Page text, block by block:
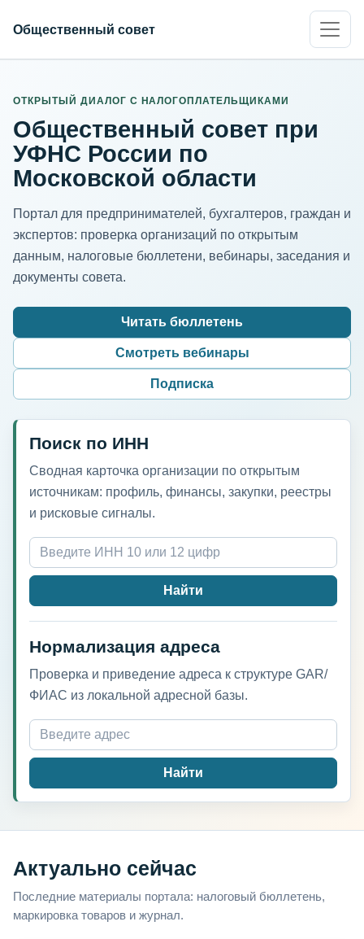
Общественный совет
ОТКРЫТЫЙ ДИАЛОГ С НАЛОГОПЛАТЕЛЬЩИКАМИ
Общественный совет при
УФНС России по
Московской области
Портал для предпринимателей, бухгалтеров, граждан и
экспертов: проверка организаций по открытым
данным, налоговые бюллетени, вебинары, заседания и
документы совета.
Читать бюллетень
Смотреть вебинары
Подписка
Поиск по ИНН
Сводная карточка организации по открытым
источникам: профиль, финансы, закупки, реестры
и рисковые сигналы.
ИНН организации
Найти
Нормализация адреса
Проверка и приведение адреса к структуре GAR/
ФИАС из локальной адресной базы.
Адрес для нормализации
Найти
Актуально сейчас
Последние материалы портала: налоговый бюллетень,
маркировка товаров и журнал.